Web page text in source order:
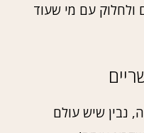
ולחלוק עם מי שעוד
נבין שיש עולם